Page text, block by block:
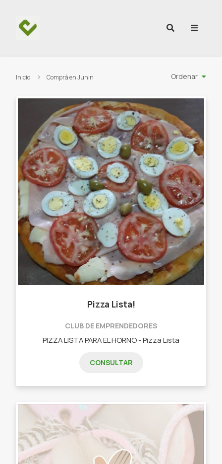
Inicio Comprá en Junin Ordenar
Pizza Lista!
CLUB DE EMPRENDEDORES
PIZZA LISTA PARA EL HORNO - Pizza Lista
CONSULTAR